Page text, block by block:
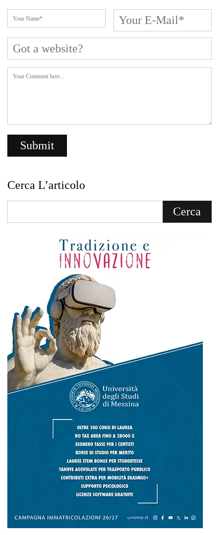
Cerca L’articolo